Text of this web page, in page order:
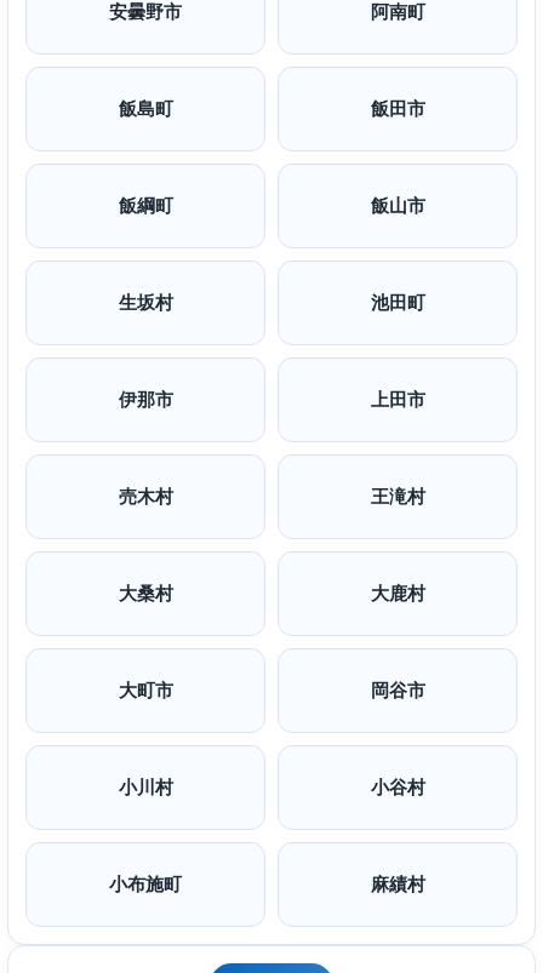
安曇野市 阿南町
飯島町 飯田市
飯綱町 飯山市
生坂村 池田町
伊那市 上田市
売木村 王滝村
大桑村 大鹿村
大町市 岡谷市
小川村 小谷村
小布施町 麻績村